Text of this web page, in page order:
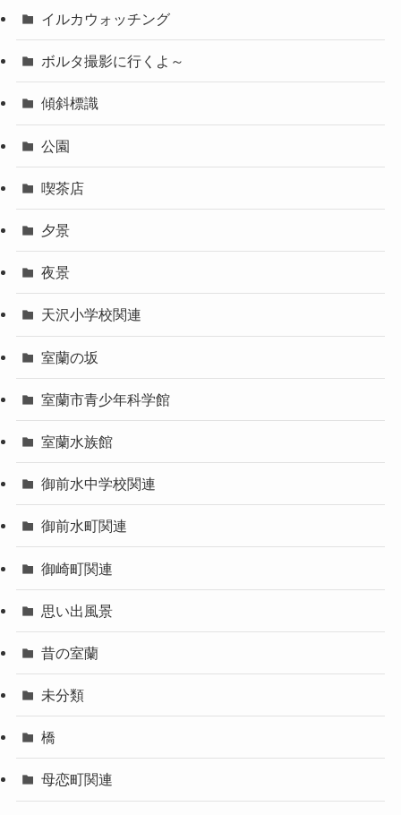
イルカウォッチング
ボルタ撮影に行くよ～
傾斜標識
公園
喫茶店
夕景
夜景
天沢小学校関連
室蘭の坂
室蘭市青少年科学館
室蘭水族館
御前水中学校関連
御前水町関連
御崎町関連
思い出風景
昔の室蘭
未分類
橋
母恋町関連